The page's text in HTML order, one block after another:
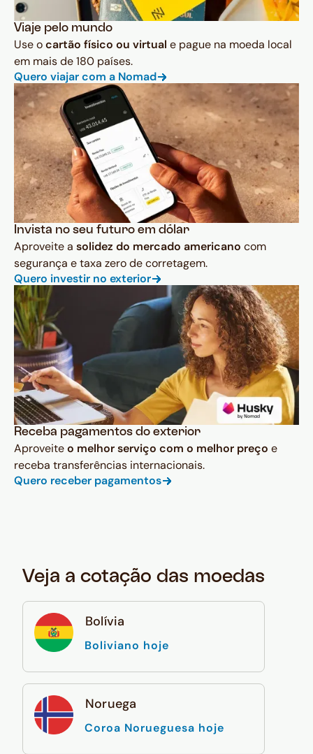
Viaje pelo mundo
Use ocartão físico ou virtual e pague na moeda local
em mais de 180 países.
Quero viajar com a Nomad
Invista no seu futuro em dólar
Aproveite a solidez do mercado americano com
segurança e taxa zero de corretagem.
Quero investir no exterior
Receba pagamentos do exterior
Aproveiteo melhor serviço com o melhor preço e
receba transferências internacionais.
Quero receber pagamentos
Veja a cotação das moedas
Bolívia
Boliviano hoje
Noruega
Coroa Norueguesa hoje